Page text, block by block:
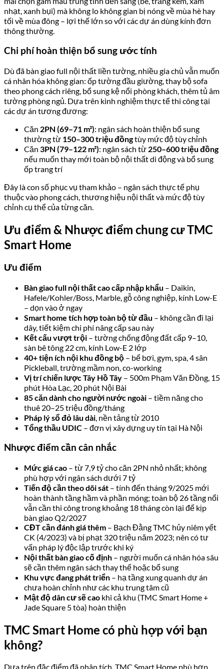
Bàn giao full nội thất cao cấp nhập khẩu– Daikin,
Hafele/Kohler/Boss, Marble, gỗ công nghiệp, kính Low-E
– dọn vào ở ngay
Smart home tích hợp toàn bộ từ đầu
dây, tiết kiệm chi phí nâng cấp sau này
Kết cấu vượt trội– tường chống động đất cấp 9–10,
sàn bê tông 22 cm, kính Low-E 2 lớp
40+ tiện ích nội khu đồng bộ– bể bơi, gym, spa, 4 sân
Pickleball, trường mầm non, co-working
Vị trí chiến lược Tây Hồ Tây– 500m Phạm Văn Đồng, 15
phút Hòa Lạc, 20 phút Nội Bài
85 căn dành cho người nước ngoài
thuê 20–25 triệu đồng/tháng
Pháp lý sổ đỏ lâu dài , nền tảng từ 2010
Tổng thầu UDIC– đơn vị xây dựng uy tín tại Hà Nội
Nhược điểm cần cân nhắc
Mức giá cao– từ 7,9 tỷ cho căn 2PN nhỏ nhất; không
phù hợp với ngân sách dưới 7 tỷ
Tiến độ cần theo dõi sát
vẫn cần thi công trong khoảng 18 tháng còn lại để kịp
bàn giao Q2/2027
CĐT cần đánh giá thêm
vấn pháp lý độc lập trước khi ký
sẽ cần thêm ngân sách thay thế hoặc bổ sung
Khu vực đang phát triển– hạ tầng xung quanh dự án
chưa hoàn chỉnh như các khu trung tâm cũ
Mật độ dân cư sẽ caokhi cả khu (TMC Smart Home +
Jade Square 5 tòa) hoàn thiện
TMC Smart Home có phù hợp với bạn
không?
Dựa trên đặc điểm đã phân tích, TMC Smart Home phù hợp
nhất với:
Gia đình trẻ 2–4 ngườicó ngân sách từ 8 tỷ trở lên, ưu
tiên không gian tiện nghi và muốn “mua một lần, dùng
luôn” không cần lo thi công nội thất
Nhà đầu tư cho thuê dài hạn
tại khu Ngoại Giao Đoàn – Tây Hồ Tây; 85 căn ngoại giao
và vị trí gần khu làm việc quốc tế tạo tiềm năng lấp đầy
tốt
Người đang làm việc tại Hòa Lạc, KCN Phú Nghĩa hoặc
các khu phía Tây Bắcmuốn có căn hộ chất lượng với
thời gian di chuyển hợp lý
Người tìm căn hộ có hệ thống smart home thực sự tích
hợp– không phải chỉ có khóa điện tử hay camera đơn lẻ
Ít phù hợp hơn với:người có ngân sách dưới 7 tỷ; nhà đầu tư
ngắn hạn do mức giá đã tương đối cao; người muốn hoàn toàn
tự thiết kế nội thất từ đầu theo ý riêng.
Câu hỏi thường gặp về chung cư TMC
Smart Home
Dự án tọa lạc tại đường Nguyễn Đình Tứ, phường Đông Ngạc
(trước đây là phường Xuân Đỉnh), quận Bắc Từ Liêm, Hà Nội.
Phía Đông giáp đường Nguyễn Đình Tứ, cách đường Phạm